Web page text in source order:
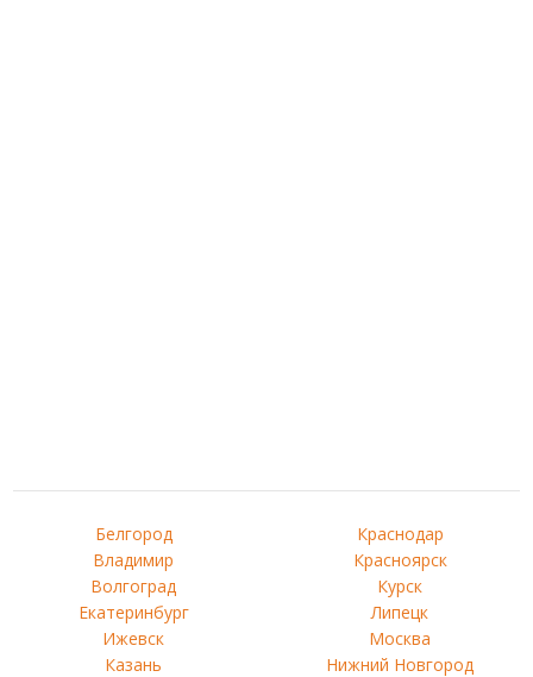
Белгород
Владимир
Волгоград
Екатеринбург
Ижевск
Казань
Краснодар
Красноярск
Курск
Липецк
Москва
Нижний Новгород